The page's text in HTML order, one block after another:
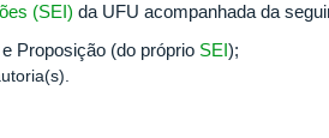
(SEI) da UFU acompanhada da
Proposição (do próprio SEI);